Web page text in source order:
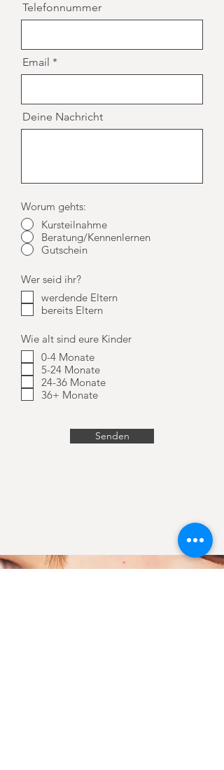
Telefonnummer
Email
Deine Nachricht
Worum gehts:
Kursteilnahme
Beratung/Kennenlernen
Gutschein
Wer seid ihr?
werdende Eltern
bereits Eltern
Wie alt sind eure Kinder
0-4 Monate
5-24 Monate
24-36 Monate
36+ Monate
Senden